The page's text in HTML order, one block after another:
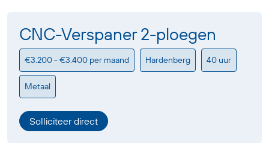
CNC-Verspaner 2-ploegen
€3.200 - €3.400 per maand Hardenberg 40 uur
Metaal
Solliciteer direct